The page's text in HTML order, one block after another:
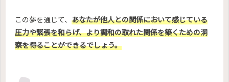
この夢を通じて、 あなたが他人との関係において感じている
圧力や緊張を和らげ、より調和の取れた関係を築くための洞
察を得ることができるでしょう。